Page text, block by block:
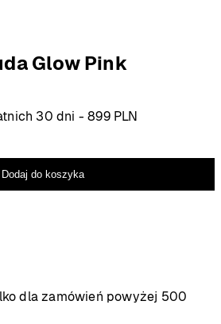
Glow Pink
30 dni -899 PLN
Dodaj do koszyka
dla zamówień powyżej 500